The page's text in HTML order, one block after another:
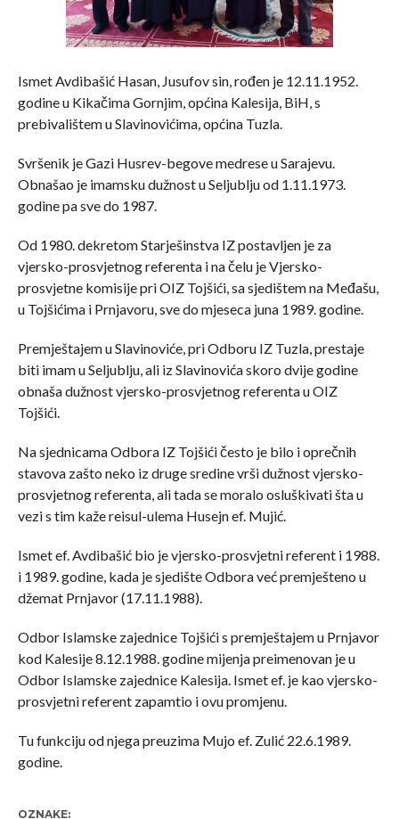
Ismet Avdibašić Hasan, Jusufov sin, rođen je 12.11.1952.
godine u Kikačima Gornjim, općina Kalesija, BiH, s
prebivalištem u Slavinovićima, općina Tuzla.
Svršenik je Gazi Husrev-begove medrese u Sarajevu.
Obnašao je imamsku dužnost u Seljublju od 1.11.1973.
godine pa sve do 1987.
Od 1980. dekretom Starješinstva IZ postavljen je za
vjersko-prosvjetnog referenta i na čelu je Vjersko-
prosvjetne komisije pri OIZ Tojšići, sa sjedištem na Međašu,
u Tojšićima i Prnjavoru, sve do mjeseca juna 1989. godine.
Premještajem u Slavinoviće, pri Odboru IZ Tuzla, prestaje
biti imam u Seljublju, ali iz Slavinovića skoro dvije godine
obnaša dužnost vjersko-prosvjetnog referenta u OIZ
Tojšići.
Na sjednicama Odbora IZ Tojšići često je bilo i oprečnih
stavova zašto neko iz druge sredine vrši dužnost vjersko-
prosvjetnog referenta, ali tada se moralo osluškivati šta u
vezi s tim kaže reisul-ulema Husejn ef. Mujić.
Ismet ef. Avdibašić bio je vjersko-prosvjetni referent i 1988.
i 1989. godine, kada je sjedište Odbora već premješteno u
džemat Prnjavor (17.11.1988).
Odbor Islamske zajednice Tojšići s premještajem u Prnjavor
kod Kalesije 8.12.1988. godine mijenja preimenovan je u
Odbor Islamske zajednice Kalesija. Ismet ef. je kao vjersko-
prosvjetni referent zapamtio i ovu promjenu.
Tu funkciju od njega preuzima Mujo ef. Zulić 22.6.1989.
godine.
OZNAKE: